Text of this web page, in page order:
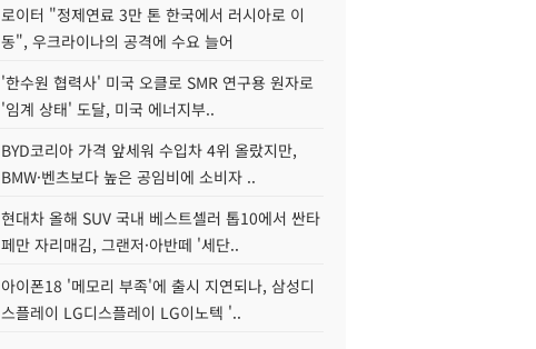
로이터 "정제연료 3만 톤 한국에서 러시아로 이
동", 우크라이나의 공격에 수요 늘어
'한수원 협력사' 미국 오클로 SMR 연구용 원자로
'임계 상태' 도달, 미국 에너지부..
BYD코리아 가격 앞세워 수입차 4위 올랐지만,
BMW·벤츠보다 높은 공임비에 소비자 ..
현대차 올해 SUV 국내 베스트셀러 톱10에서 싼타
페만 자리매김, 그랜저·아반떼 '세단..
아이폰18 '메모리 부족'에 출시 지연되나, 삼성디
스플레이 LG디스플레이 LG이노텍 '..